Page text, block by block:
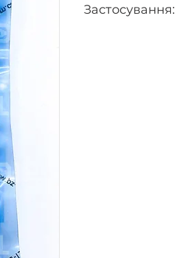
Застосування: